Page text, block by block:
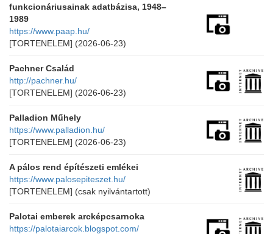
funkcionáriusainak adatbázisa, 1948–
1989
https://www.paap.hu/
[TORTENELEM] (2026-06-23)
Pachner Család
http://pachner.hu/
[TORTENELEM] (2026-06-23)
Palladion Műhely
https://www.palladion.hu/
[TORTENELEM] (2026-06-23)
A pálos rend építészeti emlékei
https://www.palosepiteszet.hu/
[TORTENELEM] (csak nyilvántartott)
Palotai emberek arcképcsarnoka
https://palotaiarcok.blogspot.com/